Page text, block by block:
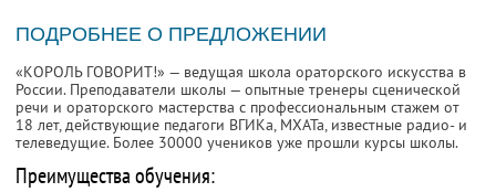
ПОДРОБНЕЕ О ПРЕДЛОЖЕНИИ
«КОРОЛЬ ГОВОРИТ!» — ведущая школа ораторского искусства в
России. Преподаватели школы — опытные тренеры сценической
речи и ораторского мастерства с профессиональным стажем от
18 лет, действующие педагоги ВГИКа, МХАТа, известные радио- и
телеведущие. Более 30000 учеников уже прошли курсы школы.
Преимущества обучения: